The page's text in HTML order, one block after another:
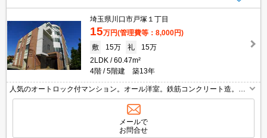
埼玉県川口市戸塚１丁目
15万円(管理費等：8,000円)
敷
15万 礼
15万
2LDK
60.47m²
4階
5階建 築13年
人気のオートロック付マンション。オール洋室。鉄筋コンクリート造。経
済的な都市ガス使用。内見予約受付中。契約開始日相談可。当店のお薦め
メールで
お問合せ